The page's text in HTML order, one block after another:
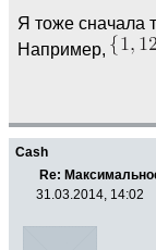
Я тоже сначала
Например,
Cash
Re:
31.03.2014, 14:02